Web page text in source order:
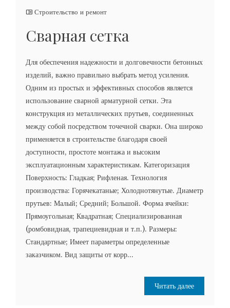
Строительство и ремонт
Сварная сетка
Для обеспечения надежности и долговечности бетонных
изделий, важно правильно выбрать метод усиления.
Одним из простых и эффективных способов является
использование сварной арматурной сетки. Эта
конструкция из металлических прутьев, соединенных
между собой посредством точечной сварки. Она широко
применяется в строительстве благодаря своей
доступности, простоте монтажа и высоким
эксплуатационным характеристикам. Категоризация
Поверхность: Гладкая; Рифленая. Технология
производства: Горячекатаные; Холоднотянутые. Диаметр
прутьев: Малый; Средний; Большой. Форма ячейки:
Прямоугольная; Квадратная; Специализированная
(ромбовидная, трапециевидная и т.п.). Размеры:
Стандартные; Имеет параметры определенные
заказчиком. Вид защиты от корр...
Читать далее